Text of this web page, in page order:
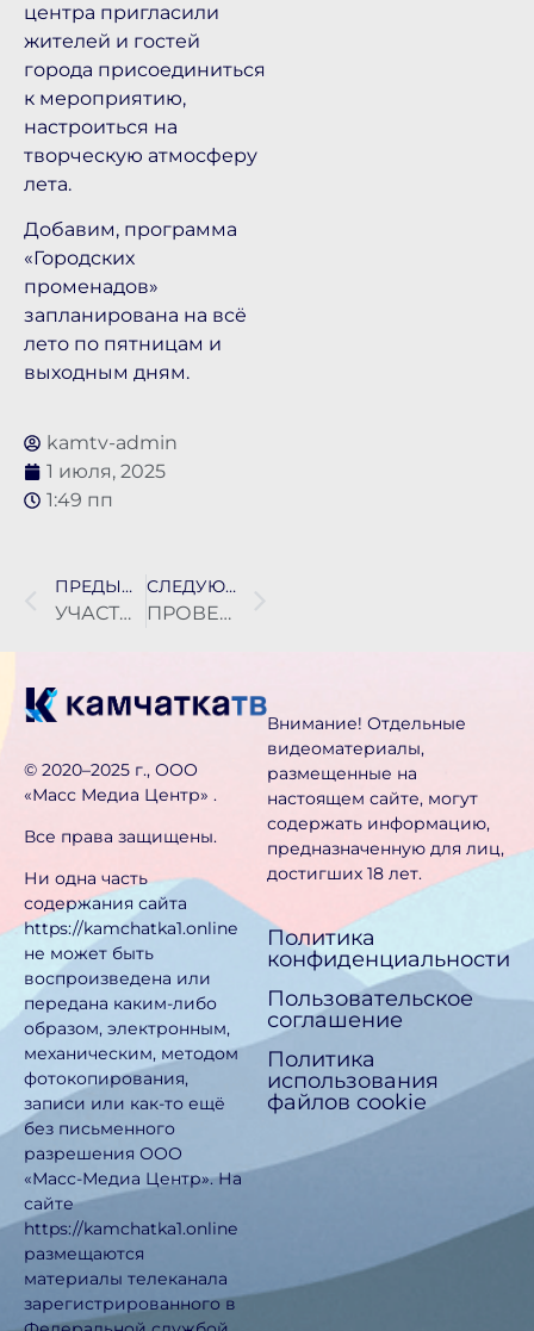
центра пригласили
жителей и гостей
города присоединиться
к мероприятию,
настроиться на
творческую атмосферу
лета.
Добавим, программа
«Городских
променадов»
запланирована на всё
лето по пятницам и
выходным дням.
kamtv-admin
1 июля, 2025
1:49 пп
ПРЕДЫДУЩАЯ НОВОСТЬ
УЧАСТОК ПАРАТУНСКОЙ ТРАССЫ НАЧНУТ РЕМОНТИРОВАТЬ В КОНЦЕ СЛЕДУЮЩЕЙ НЕДЕЛЕ
СЛЕДУЮЩАЯ НОВОСТЬ
ПРОВЕРКИ В ДЕТСКИХ ЛАГЕРЯХ ПРОВОДЯТ НА КАМЧАТКЕ
©️ 2020–2025 г., ООО
«Масс Медиа Центр» .
Все права защищены.
Ни одна часть
содержания сайта
https://kamchatka1.online
не может быть
воспроизведена или
передана каким-либо
образом, электронным,
механическим, методом
фотокопирования,
записи или как-то ещё
без письменного
разрешения ООО
«Масс-Медиа Центр». На
сайте
https://kamchatka1.online
размещаются
материалы телеканала
зарегистрированного в
Внимание! Отдельные
видеоматериалы,
размещенные на
настоящем сайте, могут
содержать информацию,
предназначен­ную для лиц,
достигших 18 лет.
Политика
конфиденциальности
Пользовательское
соглашение
Политика
использования
файлов cookie